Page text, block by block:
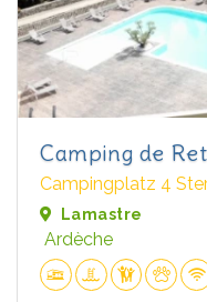
Camping de
Campingplatz 4
Lamastre
Ardèche